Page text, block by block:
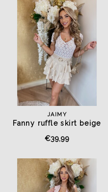
JAIMY
Fanny ruffle skirt beige
€39,99